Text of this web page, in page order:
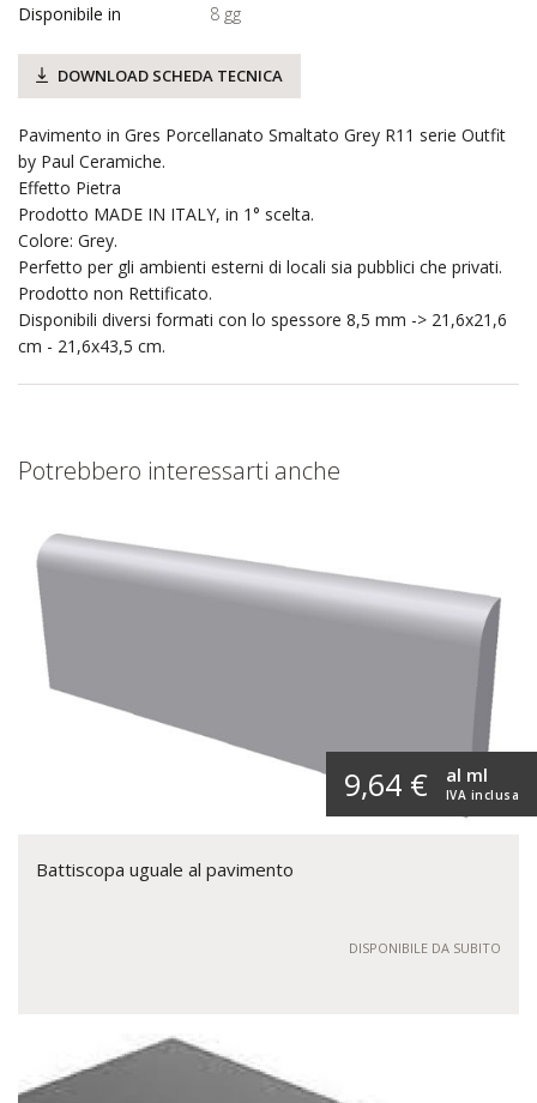
Disponibile in
8 gg
DOWNLOAD SCHEDA TECNICA
Pavimento in Gres Porcellanato Smaltato Grey R11 serie Outfit
by Paul Ceramiche.
Effetto Pietra
Prodotto MADE IN ITALY, in 1° scelta.
Colore: Grey.
Perfetto per gli ambienti esterni di locali sia pubblici che privati.
Prodotto non Rettificato.
Disponibili diversi formati con lo spessore 8,5 mm -> 21,6x21,6
cm - 21,6x43,5 cm.
Potrebbero interessarti anche
9,64 € IVA inclusa
al ml
Battiscopa uguale al pavimento
DISPONIBILE DA SUBITO